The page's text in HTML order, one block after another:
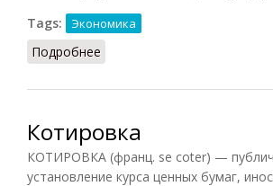
Tags:
Экономика
Подробнее
Котировка
КОТИРОВКА (франц. se coter) —
установление курса ценных бумаг,